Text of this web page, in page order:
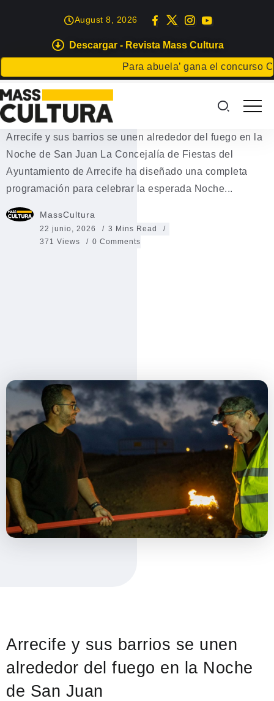
Descargar - Revista Mass Cultura
Para abuela’ gana el concurso Carta
August 8, 2026
ARRECIFE EVENTOS
Noche de San Juan en Arrecife
2026
Arrecife y sus barrios se unen alrededor del fuego en la
Noche de San Juan La Concejalía de Fiestas del
Ayuntamiento de Arrecife ha diseñado una completa
programación para celebrar la esperada Noche...
MassCultura
22 junio, 2026
3 Mins Read
371 Views
0 Comments
Arrecife y sus barrios se unen
alrededor del fuego en la Noche
de San Juan